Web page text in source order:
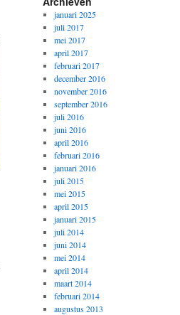
januari 2025
juli 2017
mei 2017
april 2017
februari 2017
december 2016
november 2016
september 2016
juli 2016
juni 2016
april 2016
februari 2016
januari 2016
juli 2015
mei 2015
april 2015
januari 2015
juli 2014
juni 2014
mei 2014
april 2014
maart 2014
februari 2014
augustus 2013